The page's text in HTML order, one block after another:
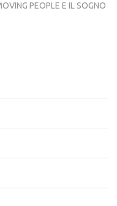
PEOPLE E IL SOGNO